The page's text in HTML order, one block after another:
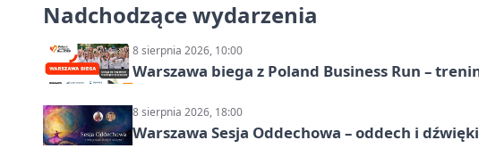
Nadchodzące wydarzenia
8 sierpnia 2026, 10:00
Warszawa biega z Poland Business Run –
8 sierpnia 2026, 18:00
Warszawa Sesja Oddechowa – oddech i dźwięki